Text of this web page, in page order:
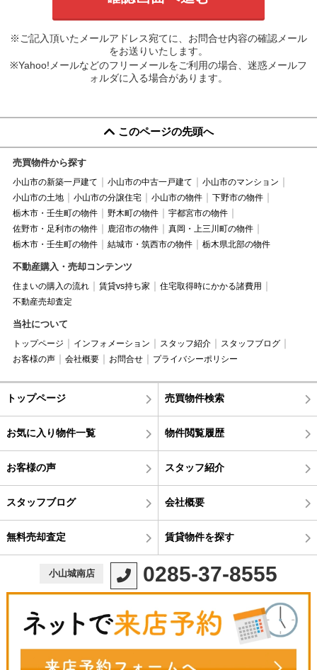
※ご記入頂いたメールアドレス宛てに、お問合せ内容の確認メール
をお送りいたします。
※Yahoo!メールなどのフリーメールをご利用の場合、迷惑メールフ
ォルダに入る場合があります。
このページの先頭へ
売買物件から探す
小山市の新築一戸建て 小山市の中古一戸建て
小山市のマンション
小山市の土地
小山市の分譲住宅 小山市の物件
下野市の物件
栃木市・壬生町の物件
野木町の物件
宇都宮市の物件
佐野市・足利市の物件
鹿沼市の物件
真岡・上三川町の物件
栃木市・壬生町の物件
結城市・筑西市の物件 栃木県北部の物件
不動産購入・売却コンテンツ
住まいの購入の流れ 賃貸vs持ち家
住宅取得時にかかる諸費用
不動産売却査定
当社について
トップページ インフォメーション スタッフ紹介
スタッフブログ
お客様の声
会社概要 お問合せ プライバシーポリシー
トップページ 売買物件検索
お気に入り物件一覧 物件閲覧履歴
お客様の声 スタッフ紹介
スタッフブログ 会社概要
無料売却査定 賃貸物件を探す
小山城南店 0285-37-8555